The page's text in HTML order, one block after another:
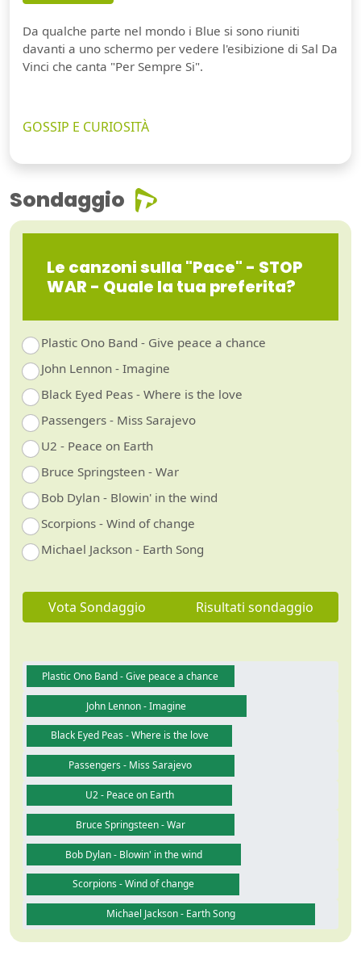
Da qualche parte nel mondo i Blue si sono riuniti
davanti a uno schermo per vedere l'esibizione di Sal Da
Vinci che canta "Per Sempre Si".
GOSSIP E CURIOSITÀ
Sondaggio
Le canzoni sulla "Pace" - STOP
WAR - Quale la tua preferita?
Plastic Ono Band - Give peace a chance
John Lennon - Imagine
Black Eyed Peas - Where is the love
Passengers - Miss Sarajevo
U2 - Peace on Earth
Bruce Springsteen - War
Bob Dylan - Blowin' in the wind
Scorpions - Wind of change
Michael Jackson - Earth Song
Vota Sondaggio Risultati sondaggio
Plastic Ono Band - Give peace a chance
John Lennon - Imagine
Black Eyed Peas - Where is the love
Passengers - Miss Sarajevo
U2 - Peace on Earth
Bruce Springsteen - War
Bob Dylan - Blowin' in the wind
Scorpions - Wind of change
Michael Jackson - Earth Song